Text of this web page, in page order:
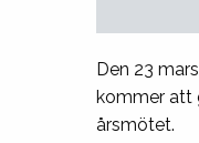
Den 23
kommer att
årsmötet.